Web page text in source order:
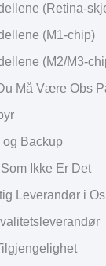
(Retina-
(M1-chip)
(M2/M3-
Må Være Obs
og Backup
Ikke Er Det
Leverandør i